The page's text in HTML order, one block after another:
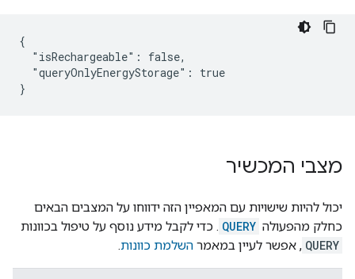
{
  "isRechargeable": false,
  "queryOnlyEnergyStorage": true
}
מצבי המכשיר
יכול להיות שישויות עם המאפיין הזה ידווחו על המצבים הבאים
כחלק מהפעולה QUERY . כדי לקבל מידע נוסף על טיפול בכוונות
QUERY , אפשר לעיין במאמר השלמת כוונות.